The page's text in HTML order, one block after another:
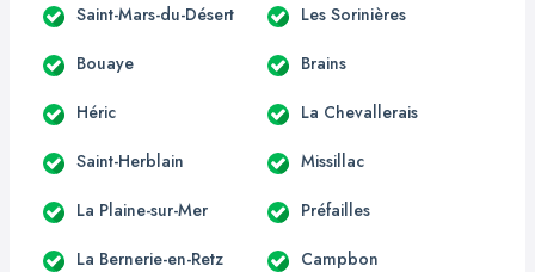
Saint-Mars-du-Désert Les Sorinières
Bouaye Brains
Héric La Chevallerais
Saint-Herblain Missillac
La Plaine-sur-Mer Préfailles
La Bernerie-en-Retz Campbon